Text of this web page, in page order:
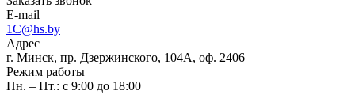
E-mail
1C@hs.by
Адрес
г. Минск, пр. Дзержинского, 104А, оф. 2406
Режим работы
Пн. – Пт.: с 9:00 до 18:00